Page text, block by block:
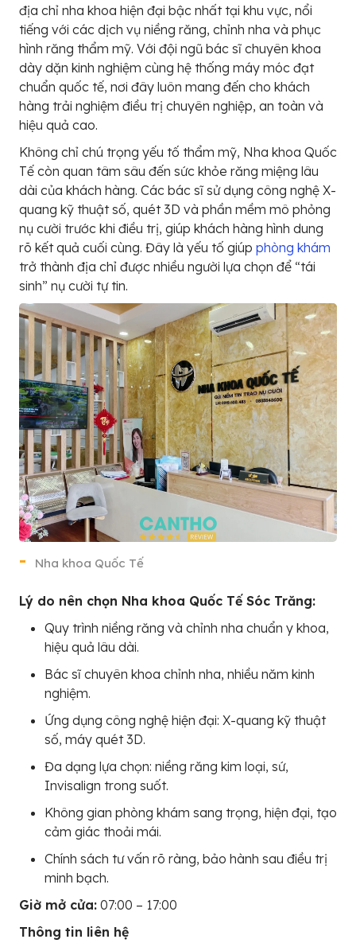
địa chỉ nha khoa hiện đại bậc nhất tại khu vực, nổi
tiếng với các dịch vụ niềng răng, chỉnh nha và phục
hình răng thẩm mỹ. Với đội ngũ bác sĩ chuyên khoa
dày dặn kinh nghiệm cùng hệ thống máy móc đạt
chuẩn quốc tế, nơi đây luôn mang đến cho khách
hàng trải nghiệm điều trị chuyên nghiệp, an toàn và
hiệu quả cao.
Không chỉ chú trọng yếu tố thẩm mỹ, Nha khoa Quốc
Tế còn quan tâm sâu đến sức khỏe răng miệng lâu
dài của khách hàng. Các bác sĩ sử dụng công nghệ X-
quang kỹ thuật số, quét 3D và phần mềm mô phỏng
nụ cười trước khi điều trị, giúp khách hàng hình dung
rõ kết quả cuối cùng. Đây là yếu tố giúp phòng khám
trở thành địa chỉ được nhiều người lựa chọn để “tái
sinh” nụ cười tự tin.
Nha khoa Quốc Tế
Lý do nên chọn Nha khoa Quốc Tế Sóc Trăng:
Quy trình niềng răng và chỉnh nha chuẩn y khoa,
hiệu quả lâu dài.
Bác sĩ chuyên khoa chỉnh nha, nhiều năm kinh
nghiệm.
Ứng dụng công nghệ hiện đại: X-quang kỹ thuật
số, máy quét 3D.
Đa dạng lựa chọn: niềng răng kim loại, sứ,
Invisalign trong suốt.
Không gian phòng khám sang trọng, hiện đại, tạo
cảm giác thoải mái.
Chính sách tư vấn rõ ràng, bảo hành sau điều trị
minh bạch.
Giờ mở cửa: 07:00 – 17:00
Thông tin liên hệ